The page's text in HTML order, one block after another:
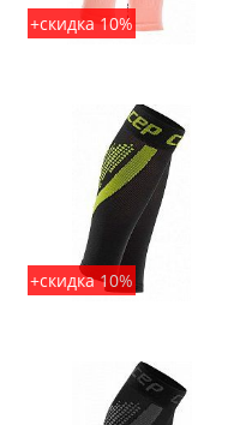
+скидка 10%
+скидка 10%